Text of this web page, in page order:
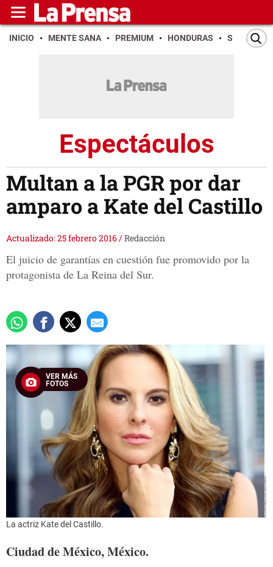
INICIO MENTE SANA PREMIUM HONDURAS SAN PEDRO
Espectáculos
Multan a la PGR por dar
amparo a Kate del Castillo
Actualizado: 25 febrero 2016/Redacción
El juicio de garantías en cuestión fue promovido por la
protagonista de La Reina del Sur.
VER MÁS
FOTOS
La actriz Kate del Castillo.
Ciudad de México, México.